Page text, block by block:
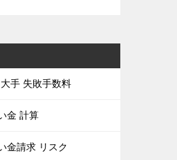
手 失敗手数料
金 計算
金請求 リスク